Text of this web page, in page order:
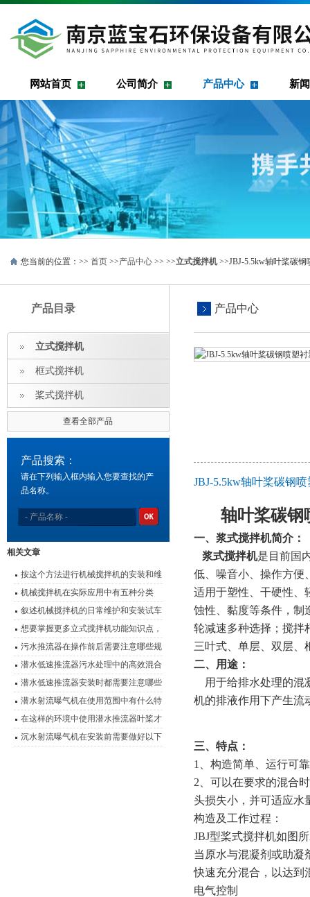
网站首页 公司简介 产品中心 新
您当前的位置：>> 首页 >>产品中心 >> >>立式搅拌机>>JBJ-5.5kw轴叶桨碳钢
产品目录
立式搅拌机
框式搅拌机
桨式搅拌机
查看全部产品
产品搜索：
请在下列输入框内输入您要查找的产
品名称。
相关文章
按这个方法进行机械搅拌机的安装和维
护，既简单又方便
机械搅拌机在实际应用中有五种分类
叙述机械搅拌机的日常维护和安装试车
想要掌握更多立式搅拌机功能知识点，
这里有
污水推流器在操作前后需要注意哪些规
程？
潜水低速推流器污水处理中的高效混合
动力
潜水低速推流器安装时都需要注意哪些
细节
潜水射流曝气机在使用范围中有什么特
点？
在这样的环境中使用潜水推流器叶桨才
能发挥出性能
沉水射流曝气机在安装前需要做好以下
产品中心
JBJ-5.5kw轴叶桨碳钢
轴叶桨碳钢
一、 浆式搅拌机简介：
浆式搅拌机是目前国
低、噪音小、操作方便
适用于塑性、干硬性、
蚀性、黏度等条件，制
轮减速多种选择；搅拌
三叶式、单层、双层、
二、用途：
用于给排水处理的混
机的排液作用下产生流
三、特点：
1、构造简单、运行可
2、可以在要求的混合
头损失小，并可适应水
构造及工作过程：
JBJ型桨式搅拌机如图
当原水与混凝剂或助凝
快速充分混合，以达到
电气控制